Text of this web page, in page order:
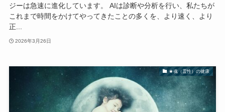
ジーは急速に進化しています。 AIは診断や分析を行い、私たちが
これまで時間をかけてやってきたことの多くを、より速く、より
正...
2026年3月26日
★魂（霊性）の健康